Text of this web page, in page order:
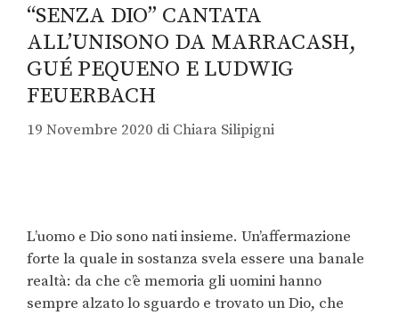
“SENZA DIO” CANTATA
ALL’UNISONO DA MARRACASH,
GUÉ PEQUENO E LUDWIG
FEUERBACH
19 Novembre 2020 di Chiara Silipigni
L’uomo e Dio sono nati insieme. Un’affermazione
forte la quale in sostanza svela essere una banale
realtà: da che c’è memoria gli uomini hanno
sempre alzato lo sguardo e trovato un Dio, che